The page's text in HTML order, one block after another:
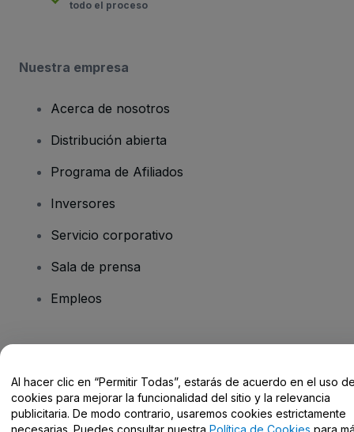
todo el proceso
Nuestra empresa
Acerca de nosotros
Distribución abierta
Programa de Afiliados
Inversores
Servicio corporativo
Sala de prensa
Empleos
Centro de Ayuda / Contacto
Al hacer clic en “Permitir Todas”, estarás de acuerdo en el uso
cookies para mejorar la funcionalidad del sitio y la relevancia
publicitaria. De modo contrario, usaremos cookies estrictamente
necesarias. Puedes consultar nuestra Política de Cookies para